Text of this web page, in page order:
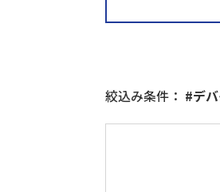
絞込み条件： #デ